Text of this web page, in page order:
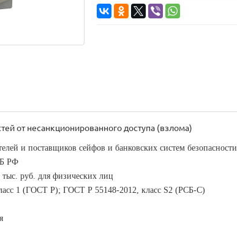
от несанкционированного доступа (взлома)
и поставщиков сейфов и банковских систем безопасности
РФ
руб. для физических лиц
1 (ГОСТ Р); ГОСТ Р 55148-2012, класс S2 (РСБ-С)